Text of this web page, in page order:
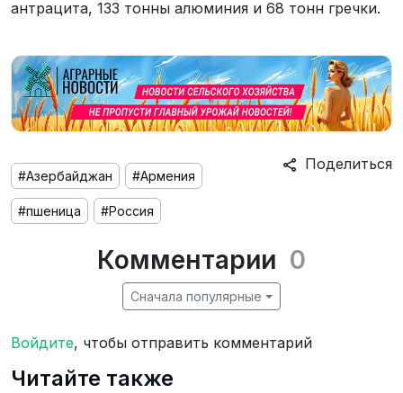
антрацита, 133 тонны алюминия и 68 тонн гречки.
Поделиться
#Азербайджан #Армения
#пшеница #Россия
Комментарии 0
Сначала популярные
Войдите, чтобы отправить комментарий
Читайте также